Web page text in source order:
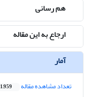
هم رسانی
ارجاع به این مقاله
آمار
تعداد مشاهده مقاله 1,959